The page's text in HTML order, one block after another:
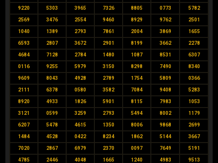
9220 5303 3965 7326 8805 0773 5782
2569 3476 2554 9460 8929 9762 2501
1040 1389 2793 7861 2004 3869 1655
6593 2807 3672 2901 8199 3662 2278
4684 7128 2784 1480 1087 8531 6307
0116 9255 5979 3150 8298 7490 8340
9609 8043 4928 2789 1754 5809 0366
2111 6378 0580 3582 7084 9408 5283
8920 4933 1826 5901 8115 7983 1053
3121 0599 3259 2793 5494 8002 1179
6207 5478 4615 1350 8006 9868 2699
1484 4528 0422 8234 1862 5144 3667
7020 2867 6979 2370 0097 7649 5191
4785 2446 4048 1665 1240 4983 9513